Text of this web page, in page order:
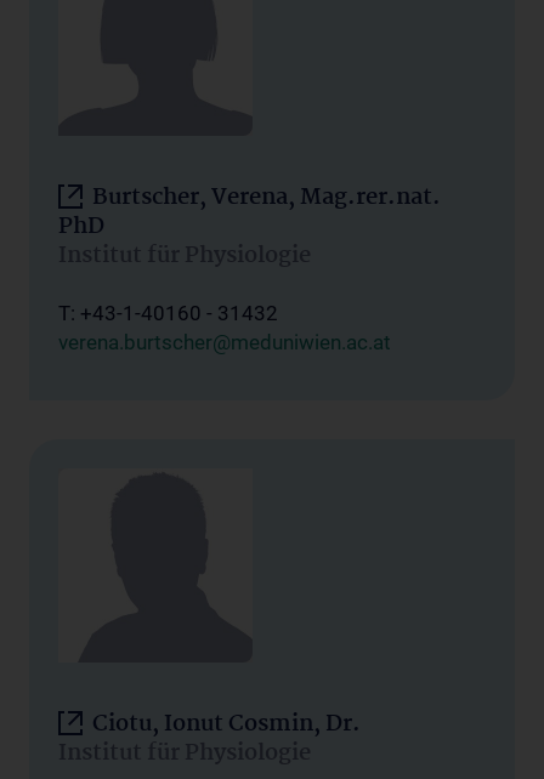
Burtscher, Verena, Mag.rer.nat.
PhD
Institut für Physiologie
T: +43-1-40160 - 31432
verena.burtscher@meduniwien.ac.at
Ciotu, Ionut Cosmin, Dr.
Institut für Physiologie